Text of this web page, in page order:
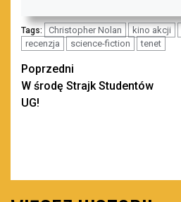
Tags: Christopher Nolan kino akcji
recenzja
science-fiction tenet
Zobacz
wpisy
Poprzedni
W środę Strajk Studentów
UG!